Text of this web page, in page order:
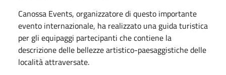
Canossa Events, organizzatore di questo importante
evento internazionale, ha realizzato una guida turistica
per gli equipaggi partecipanti che contiene la
descrizione delle bellezze artistico-paesaggistiche delle
località attraversate.